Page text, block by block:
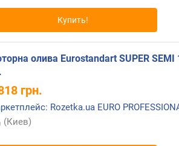
Купить!
олива Eurostandart SUPER
грн.
Rozetka.ua EURO
(Киев)